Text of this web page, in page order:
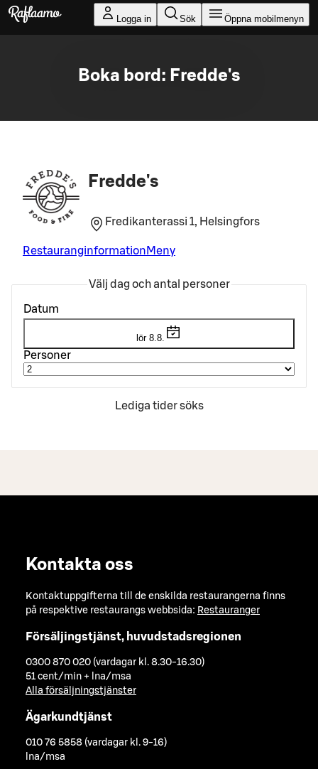
Gå till huvudinnehållet
Logga in Sök Öppna mobilmenyn
Boka bord: Fredde's
Fredde's
Fredikanterassi 1, Helsingfors
Restauranginformation Meny
Välj dag och antal personer
Datum
lör 8.8.
Personer
Lediga tider söks
Kontakta oss
Kontaktuppgifterna till de enskilda restaurangerna finns
på respektive restaurangs webbsida: Restauranger
Försäljingstjänst, huvudstadsregionen
0300 870 020 (vardagar kl. 8.30-16.30)
51 cent/min + lna/msa
Alla försäljningstjänster
Ägarkundtjänst
010 76 5858 (vardagar kl. 9-16)
lna/msa